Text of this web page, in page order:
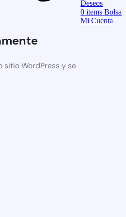
sitio WordPress y se
Deseos
0items Bolsa
Mi Cuenta